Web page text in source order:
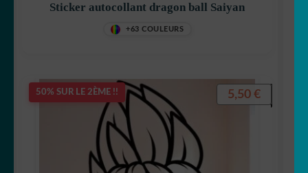
Sticker autocollant dragon ball Saiyan
+63 COULEURS
50% SUR LE 2ÈME !! 5,50 €